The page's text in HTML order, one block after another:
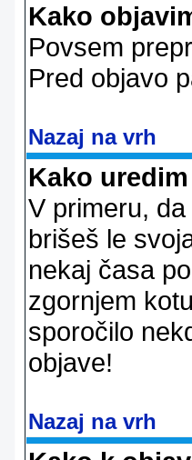
Kako
Povsem
Pred objavo
Nazaj na vrh
Kako
V primeru,
brišeš le
nekaj časa
zgornjem
sporočilo
objave!
Nazaj na vrh